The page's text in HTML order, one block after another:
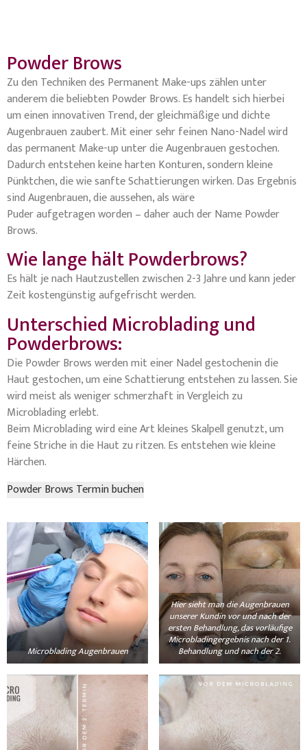
Powder Brows
Zu den Techniken des Permanent Make-ups zählen unter
anderem die beliebten Powder Brows. Es handelt sich hierbei
um einen innovativen Trend, der gleichmäßige und dichte
Augenbrauen zaubert. Mit einer sehr feinen Nano-Nadel wird
das permanent Make-up unter die Augenbrauen gestochen.
Dadurch entstehen keine harten Konturen, sondern kleine
Pünktchen, die wie sanfte Schattierungen wirken. Das Ergebnis
sind Augenbrauen, die aussehen, als wäre
Puder aufgetragen worden – daher auch der Name Powder
Brows.
Wie lange hält Powderbrows?
Es hält je nach Hautzustellen zwischen 2-3 Jahre und kann jeder
Zeit kostengünstig aufgefrischt werden.
Unterschied Microblading und
Powderbrows:
Die Powder Brows werden mit einer Nadel gestochenin die
Haut gestochen, um eine Schattierung entstehen zu lassen. Sie
wird meist als weniger schmerzhaft in Vergleich zu
Microblading erlebt.
Beim Microblading wird eine Art kleines Skalpell genutzt, um
feine Striche in die Haut zu ritzen. Es entstehen wie kleine
Härchen.
Powder Brows​ Termin buchen
Microblading Augenbrauen
Hier sieht man die Augenbrauen
unserer Kundin vor und nach der
ersten Behandlung, das vorläufige
Microbladingergebnis nach der 1.
Behandlung und nach der 2.